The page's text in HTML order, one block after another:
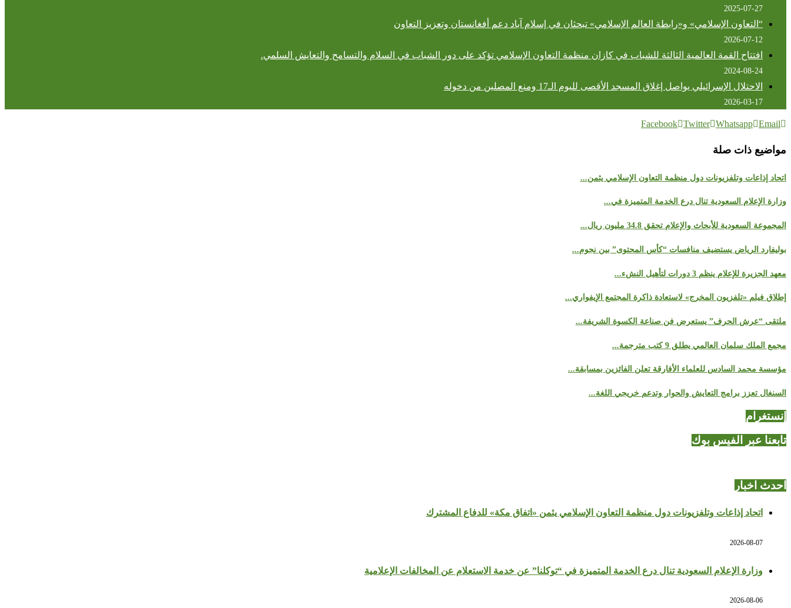
2025-07-27
“التعاون الإسلامي» و«رابطة العالم الإسلامي» تبحثان في إسلام آباد دعم أفغانستان وتعزيز التعاون
2026-07-12
افتتاح القمة العالمية الثالثة للشباب في كازان منظمة التعاون الإسلامي تؤكد على دور الشباب في السلام والتسامح والتعايش السلمي.
2024-08-24
الاحتلال الإسرائيلي يواصل إغلاق المسجد الأقصى لليوم الـ17 ومنع المصلين من دخوله
2026-03-17
Facebook Twitter Whatsapp Email
مواضيع ذات صلة
اتحاد إذاعات وتلفزيونات دول منظمة التعاون الإسلامي يثمن...
وزارة الإعلام السعودية تنال درع الخدمة المتميزة في...
المجموعة السعودية للأبحاث والإعلام تحقق 34.8 مليون ريال...
بوليفارد الرياض يستضيف منافسات “كأس المحتوى” بين نجوم...
معهد الجزيرة للإعلام ينظم 3 دورات لتأهيل النشء...
إطلاق فيلم «تلفزيون المخرج» لاستعادة ذاكرة المجتمع الإيفواري...
ملتقى “عرش الحرف” يستعرض فن صناعة الكسوة الشريفة...
مجمع الملك سلمان العالمي يطلق 9 كتب مترجمة...
مؤسسة محمد السادس للعلماء الأفارقة تعلن الفائزين بمسابقة...
السنغال تعزز برامج التعايش والحوار وتدعم خريجي اللغة...
إنستغرام
تابعنا عبر الفيس بوك
احدث اخبار
اتحاد إذاعات وتلفزيونات دول منظمة التعاون الإسلامي يثمن «اتفاق مكة» للدفاع المشترك
2026-08-07
وزارة الإعلام السعودية تنال درع الخدمة المتميزة في “توكلنا” عن خدمة الاستعلام عن المخالفات الإعلامية
2026-08-06